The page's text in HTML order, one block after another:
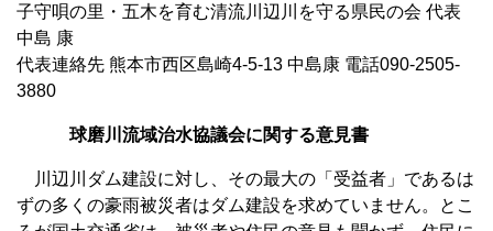
子守唄の里・五木を育む清流川辺川を守る県民の会 代表
中島 康
代表連絡先 熊本市西区島崎4-5-13 中島康 電話090-2505-
3880
球磨川流域治水協議会に関する意見書
川辺川ダム建設に対し、その最大の「受益者」であるは
ずの多くの豪雨被災者はダム建設を求めていません。とこ